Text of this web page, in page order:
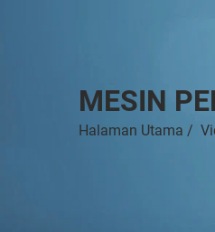
MESIN
Halaman Utama /